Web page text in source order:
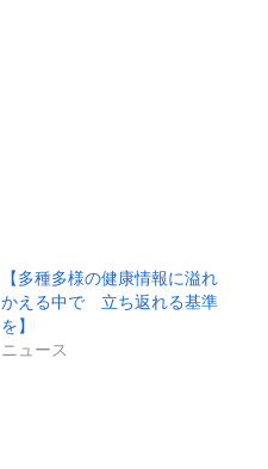
【多種多様の健康情報に溢れ
かえる中で 立ち返れる基準
を】
ニュース